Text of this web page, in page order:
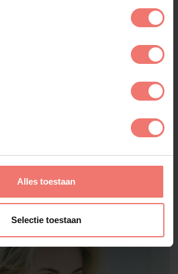
Alles toestaan
Selectie toestaan
ervaring, met Claude als
artiesten